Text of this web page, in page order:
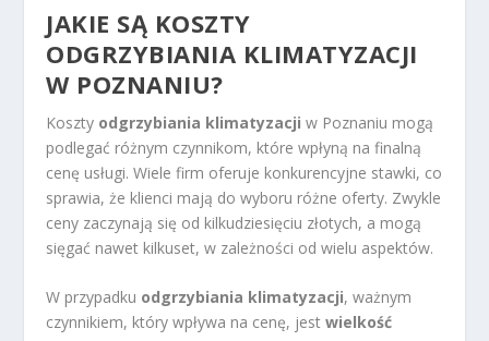
JAKIE SĄ KOSZTY
ODGRZYBIANIA KLIMATYZACJI
W POZNANIU?
Koszty odgrzybiania klimatyzacji w Poznaniu mogą
podlegać różnym czynnikom, które wpłyną na finalną
cenę usługi. Wiele firm oferuje konkurencyjne stawki, co
sprawia, że klienci mają do wyboru różne oferty. Zwykle
ceny zaczynają się od kilkudziesięciu złotych, a mogą
sięgać nawet kilkuset, w zależności od wielu aspektów.
W przypadku odgrzybiania klimatyzacji, ważnym
czynnikiem, który wpływa na cenę, jestwielkość